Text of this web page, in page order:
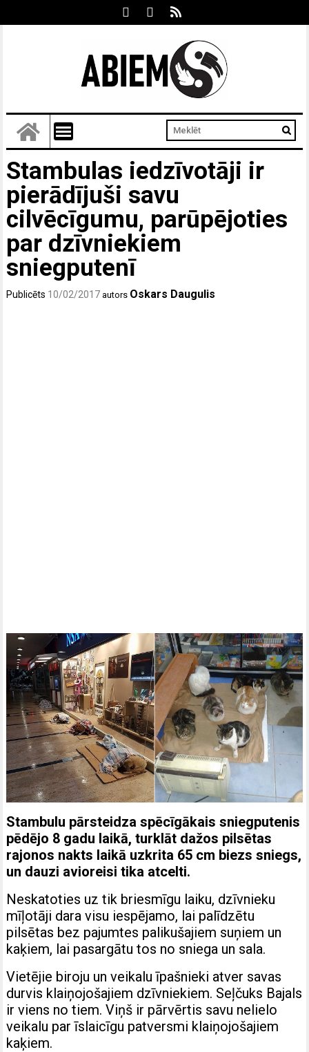
Stambulas iedzīvotāji ir
pierādījuši savu
cilvēcīgumu, parūpējoties
par dzīvniekiem
sniegputenī
Publicēts 10/02/2017 autors Oskars Daugulis
Stambulu pārsteidza spēcīgākais sniegputenis
pēdējo 8 gadu laikā, turklāt dažos pilsētas
rajonos nakts laikā uzkrita 65 cm biezs sniegs,
un dauzi avioreisi tika atcelti.
Neskatoties uz tik briesmīgu laiku, dzīvnieku
mīļotāji dara visu iespējamo, lai palīdzētu
pilsētas bez pajumtes palikušajiem suņiem un
kaķiem, lai pasargātu tos no sniega un sala.
Vietējie biroju un veikalu īpašnieki atver savas
durvis klaiņojošajiem dzīvniekiem. Seļčuks Bajals
ir viens no tiem. Viņš ir pārvērtis savu nelielo
veikalu par īslaicīgu patversmi klaiņojošajiem
kaķiem.